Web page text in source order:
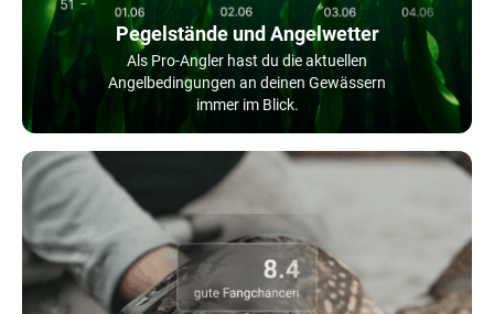
Pegelstände und Angelwetter
Als Pro-Angler hast du die aktuellen
Angelbedingungen an deinen Gewässern
immer im Blick.